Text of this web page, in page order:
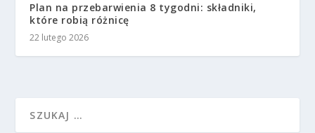
Plan na przebarwienia 8 tygodni: składniki,
które robią różnicę
22 lutego 2026